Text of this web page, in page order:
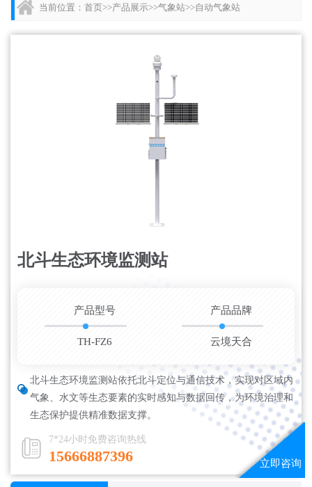
当前位置： 首页>>产品展示>>气象站>>自动气象站
北斗生态环境监测站
产品型号
TH-FZ6
产品品牌
云境天合
北斗生态环境监测站依托北斗定位与通信技术，实现对区域内
气象、水文等生态要素的实时感知与数据回传，为环境治理和
生态保护提供精准数据支撑。
7*24小时免费咨询热线
15666887396